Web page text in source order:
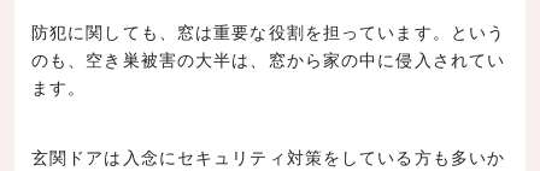
防犯に関しても、窓は重要な役割を担っています。という
のも、空き巣被害の大半は、窓から家の中に侵入されてい
ます。
玄関ドアは入念にセキュリティ対策をしている方も多いか